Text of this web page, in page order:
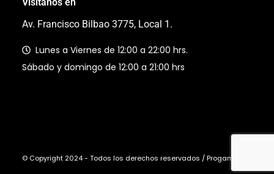
Av. Francisco Bilbao 3775, Local 1.
Lunes a Viernes de 12:00 a 22:00 hrs.
Sábado y domingo de 12:00 a 21:00 hrs
© Copyright 2024 - Todos los derechos reservados / Progaming Ltda.